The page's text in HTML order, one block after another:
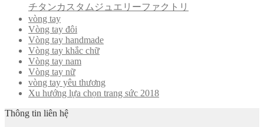
チタンカスタムジュエリーファクトリ
vòng tay
Vòng tay đôi
Vòng tay handmade
Vòng tay khắc chữ
Vòng tay nam
Vòng tay nữ
vòng tay yêu thương
Xu hướng lựa chọn trang sức 2018
Thông tin liên hệ